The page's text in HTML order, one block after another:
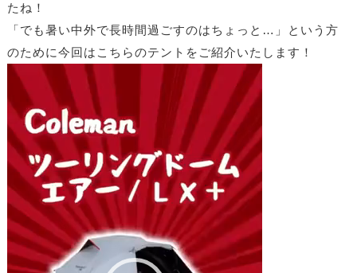
たね！
「でも暑い中外で長時間過ごすのはちょっと…」という方
のために今回はこちらのテントをご紹介いたします！
動
プ
レ
ー
ヤ
ー